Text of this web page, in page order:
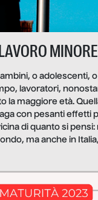
MINORE
o adolescenti,
lavoratori,
la maggiore età.
con pesanti effetti
di quanto si pensi:
ma anche in